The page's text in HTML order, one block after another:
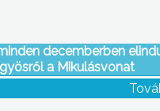
decemberben
a Mikulásvonat